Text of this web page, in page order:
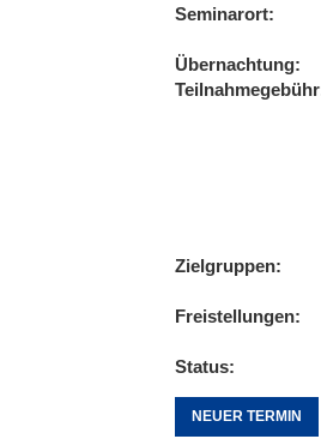
Seminarort
Übernachtung
Teilnahmegebühr
Zielgruppen
Freistellungen
Status
NEUER TERMIN